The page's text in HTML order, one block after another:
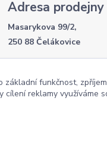
Adresa prodejny
Masarykova 99/2,
250 88 Čelákovice
Po-Pá: 8:00 - 17:30
So: 9:00 - 12:00
základní funkčnost,
cílení reklamy využíváme